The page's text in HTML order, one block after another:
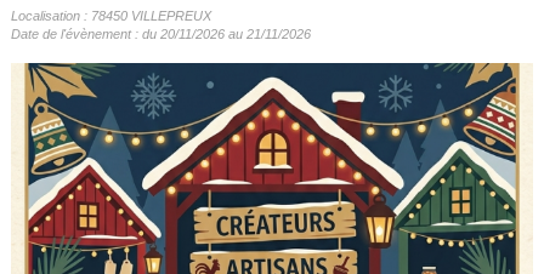
Localisation : 78450 VILLEPREUX
Date de l'évènement : du 20/11/2026 au 21/11/2026